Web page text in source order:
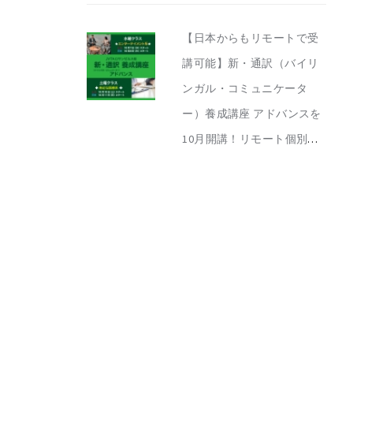
【日本からもリモートで受
講可能】新・通訳（バイリ
ンガル・コミュニケータ
ー）養成講座 アドバンスを
10月開講！リモート個別相